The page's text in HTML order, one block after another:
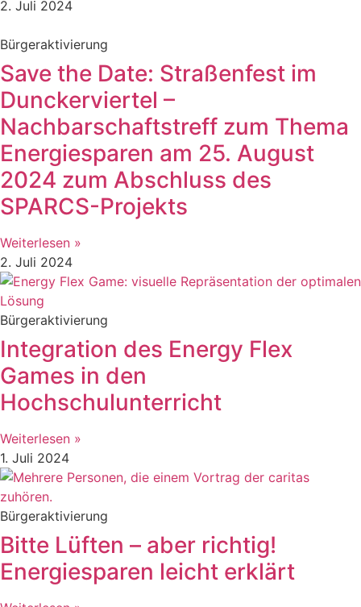
2. Juli 2024
Bürgeraktivierung
Save the Date: Straßenfest im
Dunckerviertel –
Nachbarschaftstreff zum Thema
Energiesparen am 25. August
2024 zum Abschluss des
SPARCS-Projekts
Weiterlesen »
2. Juli 2024
Bürgeraktivierung
Integration des Energy Flex
Games in den
Hochschulunterricht
Weiterlesen »
1. Juli 2024
Bürgeraktivierung
Bitte Lüften – aber richtig!
Energiesparen leicht erklärt